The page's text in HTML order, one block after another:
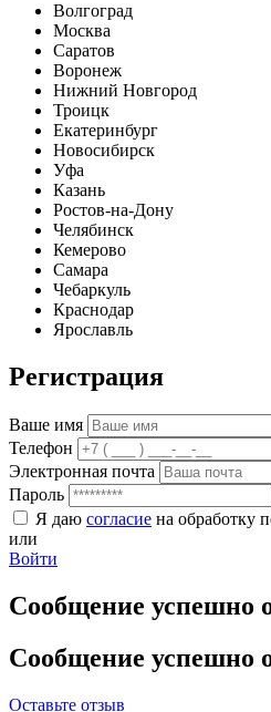
Волгоград
Москва
Саратов
Воронеж
Нижний Новгород
Троицк
Екатеринбург
Новосибирск
Уфа
Казань
Ростов-на-Дону
Челябинск
Кемерово
Самара
Чебаркуль
Краснодар
Ярославль
Регистрация
Ваше имя
Телефон
Электронная почта
Пароль
Я даю согласие на обработку
или
Войти
Сообщение успешно
Сообщение успешно
Оставьте отзыв